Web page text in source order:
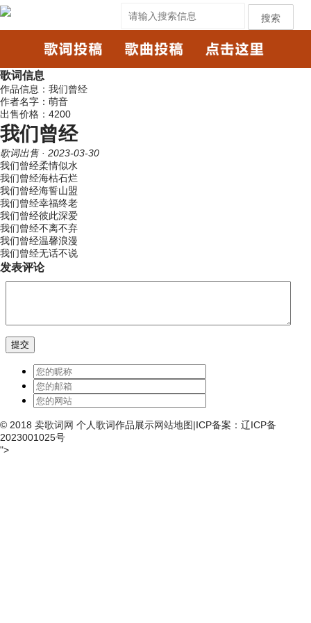
搜索
歌词信息
作品信息：我们曾经
作者名字：萌音
出售价格：4200
我们曾经
歌词出售· 2023-03-30
我们曾经柔情似水
我们曾经海枯石烂
我们曾经海誓山盟
我们曾经幸福终老
我们曾经彼此深爱
我们曾经不离不弃
我们曾经温馨浪漫
我们曾经无话不说
发表评论
© 2018 卖歌词网 个人歌词作品展示网站地图|ICP备案：辽ICP备
2023001025号
">